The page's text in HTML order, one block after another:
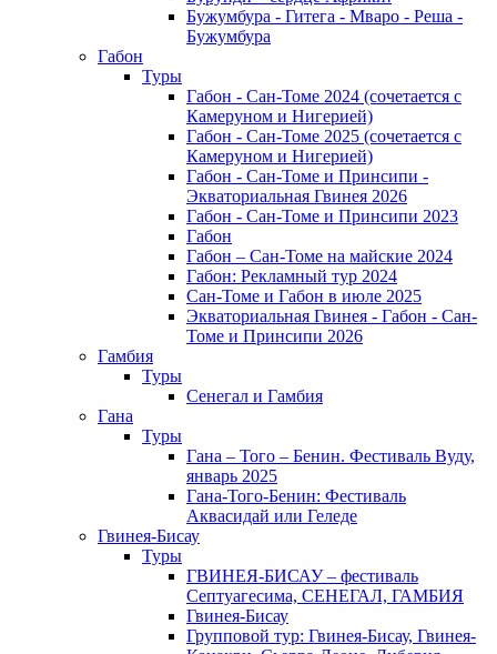
Бужумбура - Гитега - Мваро - Реша -
Бужумбура
Габон
Туры
Габон - Сан-Томе 2024 (сочетается с
Камеруном и Нигерией)
Габон - Сан-Томе 2025 (сочетается с
Камеруном и Нигерией)
Габон - Сан-Томе и Принсипи -
Экваториальная Гвинея 2026
Габон - Сан-Томе и Принсипи 2023
Габон
Габон – Сан-Томе на майские 2024
Габон: Рекламный тур 2024
Сан-Томе и Габон в июле 2025
Экваториальная Гвинея - Габон - Сан-
Томе и Принсипи 2026
Гамбия
Туры
Сенегал и Гамбия
Гана
Туры
Гана – Того – Бенин. Фестиваль Вуду,
январь 2025
Гана-Того-Бенин: Фестиваль
Аквасидай или Геледе
Гвинея-Бисау
Туры
ГВИНЕЯ-БИСАУ – фестиваль
Септуагесима, СЕНЕГАЛ, ГАМБИЯ
Гвинея-Бисау
Групповой тур: Гвинея-Бисау, Гвинея-